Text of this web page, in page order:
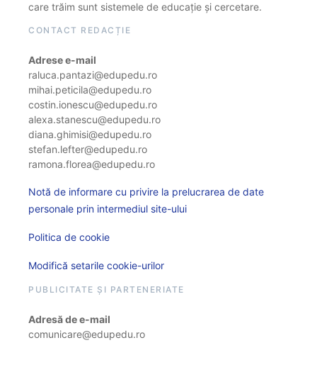
care trăim sunt sistemele de educație și cercetare.
CONTACT REDACȚIE
Adrese e-mail
raluca.pantazi@edupedu.ro
mihai.peticila@edupedu.ro
costin.ionescu@edupedu.ro
alexa.stanescu@edupedu.ro
diana.ghimisi@edupedu.ro
stefan.lefter@edupedu.ro
ramona.florea@edupedu.ro
Notă de informare cu privire la prelucrarea de date
personale prin intermediul site-ului
Politica de cookie
Modifică setarile cookie-urilor
PUBLICITATE ȘI PARTENERIATE
Adresă de e-mail
comunicare@edupedu.ro